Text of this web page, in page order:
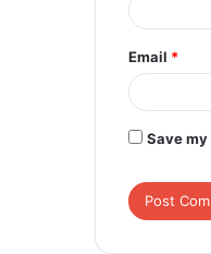
Email *
Save